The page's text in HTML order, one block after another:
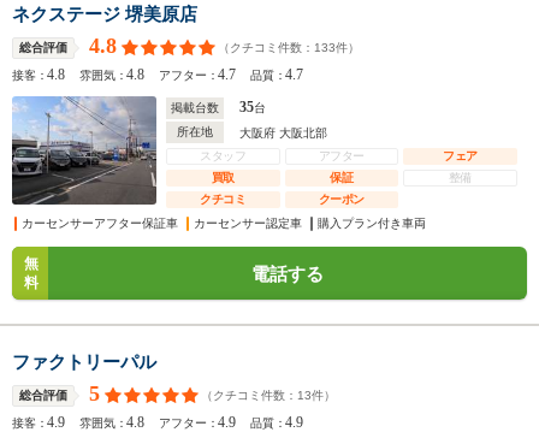
ネクステージ 堺美原店
総合評価 4.8 （クチコミ件数： 133件）
接客：4.8 雰囲気：4.8 アフター：4.7 品質：4.7
掲載台数 35台
所在地
大阪府 大阪北部
スタッフ
アフター
フェア
買取
保証
整備
クチコミ
クーポン
カーセンサーアフター保証車
カーセンサー認定車 購入プラン付き車両
無
料
電話する
ファクトリーパル
総合評価 5 （クチコミ件数： 13件）
接客：4.9 雰囲気：4.8 アフター：4.9 品質：4.9